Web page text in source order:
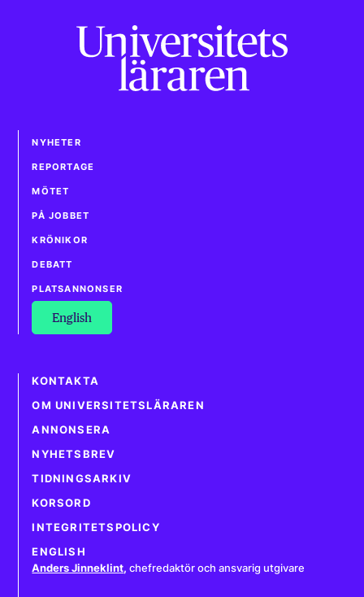
NYHETER
REPORTAGE
MÖTET
PÅ JOBBET
KRÖNIKOR
DEBATT
PLATSANNONSER
English
KONTAKTA
OM UNIVERSITETSLÄRAREN
ANNONSERA
NYHETSBREV
TIDNINGSARKIV
KORSORD
INTEGRITETSPOLICY
ENGLISH
Anders Jinneklint, chefredaktör och ansvarig utgivare